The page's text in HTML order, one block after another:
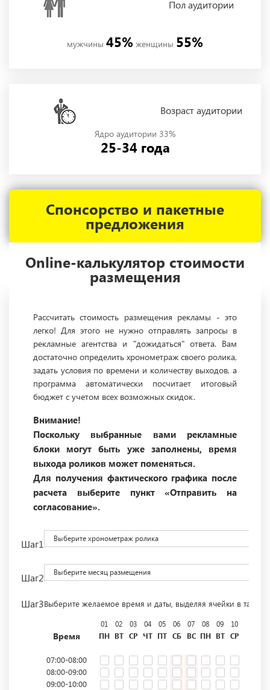
Полаудитории
мужчины 45% женщины 55%
Возраст аудитории
Ядро аудитории 33%
25-34 года
Online-калькулятор стоимости
размещения
Спонсорство и пакетные
предложения
Рассчитать стоимость размещения рекламы - это
легко! Для этого не нужно отправлять запросы в
рекламные агентства и "дожидаться" ответа. Вам
достаточно определить хронометраж своего ролика,
задать условия по времени и количеству выходов, а
программа автоматически посчитает итоговый
бюджет с учетом всех возможных скидок.
Внимание!
Поскольку выбранные вами рекламные
блоки могут быть уже заполнены, время
выхода роликов может поменяться.
Для получения фактического графика после
расчета выберите пункт «Отправить на
согласование».
Шаг1 Выберите хронометраж ролика
Шаг2 Выберите месяц размещения
Шаг3Выберите желаемое время и даты, выделяя ячейки в
Время
01
ПН
02
ВТ
03
СР
04
ЧТ
05
ПТ
06
СБ
07
ВС
08
ПН
09
ВТ
10
СР
07:00-08:00
08:00-09:00
09:00-10:00